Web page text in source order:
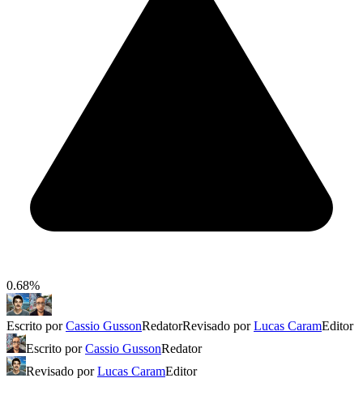
0.68%
Escrito porCassio GussonRedatorRevisado porLucas CaramEditor
Escrito porCassio GussonRedator
Revisado porLucas CaramEditor